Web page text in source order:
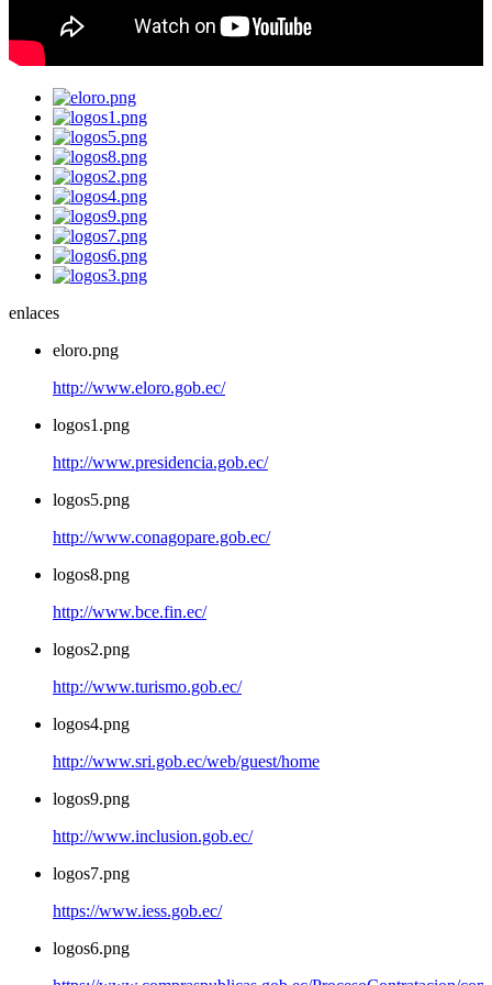
enlaces
eloro.png
http://www.eloro.gob.ec/
logos1.png
http://www.presidencia.gob.ec/
logos5.png
http://www.conagopare.gob.ec/
logos8.png
http://www.bce.fin.ec/
logos2.png
http://www.turismo.gob.ec/
logos4.png
http://www.sri.gob.ec/web/guest/home
logos9.png
http://www.inclusion.gob.ec/
logos7.png
https://www.iess.gob.ec/
logos6.png